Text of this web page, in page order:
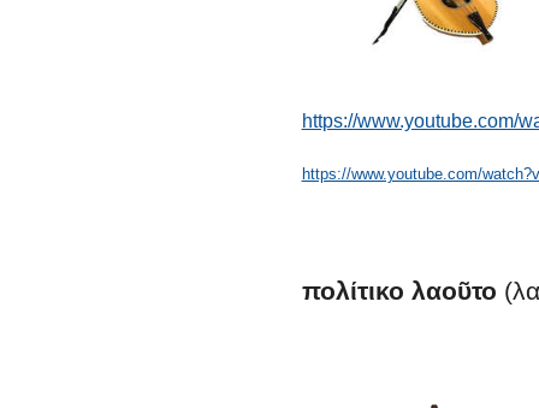
https://www.youtube.com/
https://www.youtube.com/
πολίτικο λαοῦτο